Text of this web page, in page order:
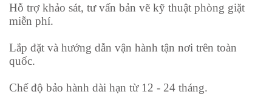
Hỗ trợ khảo sát, tư vấn bản vẽ kỹ thuật phòng giặt
miễn phí.
Lắp đặt và hướng dẫn vận hành tận nơi trên toàn
quốc.
Chế độ bảo hành dài hạn từ 12 - 24 tháng.